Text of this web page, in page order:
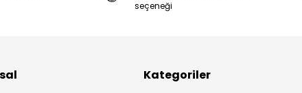
seçeneği
Kategoriler